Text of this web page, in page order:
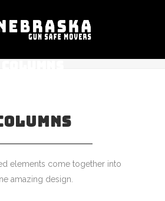
elements come together into
amazing design.